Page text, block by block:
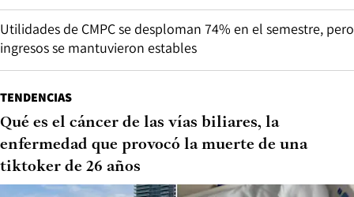
Utilidades de CMPC se desploman 74% en el semestre, pero
ingresos se mantuvieron estables
TENDENCIAS
Qué es el cáncer de las vías biliares, la
enfermedad que provocó la muerte de una
tiktoker de 26 años